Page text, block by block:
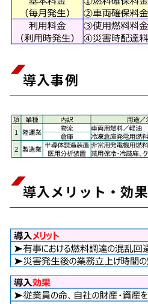
導入事例
導入メリット・効果